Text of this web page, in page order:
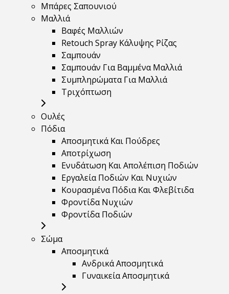
Μπάρες Σαπουνιού
Μαλλιά
Βαφές Μαλλιών
Retouch Spray Κάλυψης Ρίζας
Σαμπουάν
Σαμπουάν Για Βαμμένα Μαλλιά
Συμπληρώματα Για Μαλλιά
Τριχόπτωση
Ουλές
Πόδια
Αποσμητικά Και Πούδρες
Αποτρίχωση
Ενυδάτωση Και Απολέπιση Ποδιών
Εργαλεία Ποδιών Και Νυχιών
Κουρασμένα Πόδια Και Φλεβίτιδα
Φροντίδα Νυχιών
Φροντίδα Ποδιών
Σώμα
Αποσμητικά
Ανδρικά Αποσμητικά
Γυναικεία Αποσμητικά